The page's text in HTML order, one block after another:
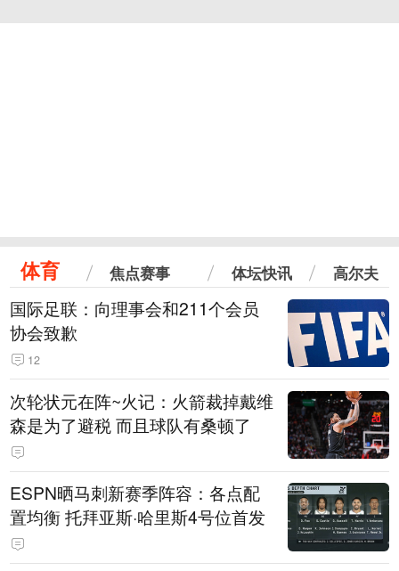
体育 焦点赛事 体坛快讯 高尔夫
国际足联：向理事会和211个会员
协会致歉
12
次轮状元在阵~火记：火箭裁掉戴维
森是为了避税 而且球队有桑顿了
ESPN晒马刺新赛季阵容：各点配
置均衡 托拜亚斯·哈里斯4号位首发